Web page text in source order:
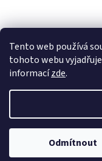
Tento web používá
tohoto webu
informacízde.
Odmítnout
Copyright 2026